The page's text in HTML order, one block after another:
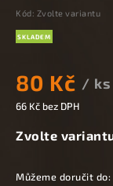
Kód: Zvolte variantu
SKLADEM
80 Kč / ks
66 Kč bez DPH
Zvolte
Můžeme doručit do: